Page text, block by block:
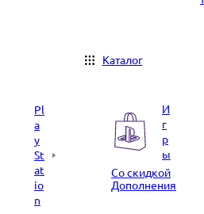
Каталог
Pl
a
y
St
at
io
n
И
г
р
ы
Со скидкой
Дополнения